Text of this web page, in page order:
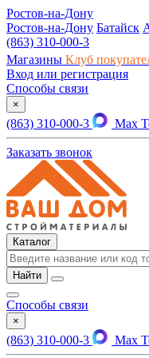
Ростов-на-Дону
Ростов-на-Дону Батайск
(863) 310-000-3
Магазины Клуб
Вход или регистрация
Способы связи
×
(863) 310-000-3 Max
Заказать звонок
Каталог
Найти
Способы связи
×
(863) 310-000-3 Max